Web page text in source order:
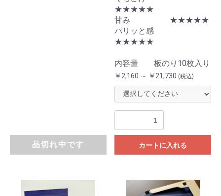
品切れ中です
★★★★★
甘み ★★★★★
パリッと感
★★★★★
内容量 板のり10枚入り
￥2,160 ～ ￥21,730 (税込)
カートに入れる